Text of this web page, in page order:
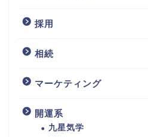
採用
相続
マーケティング
開運系
九星気学